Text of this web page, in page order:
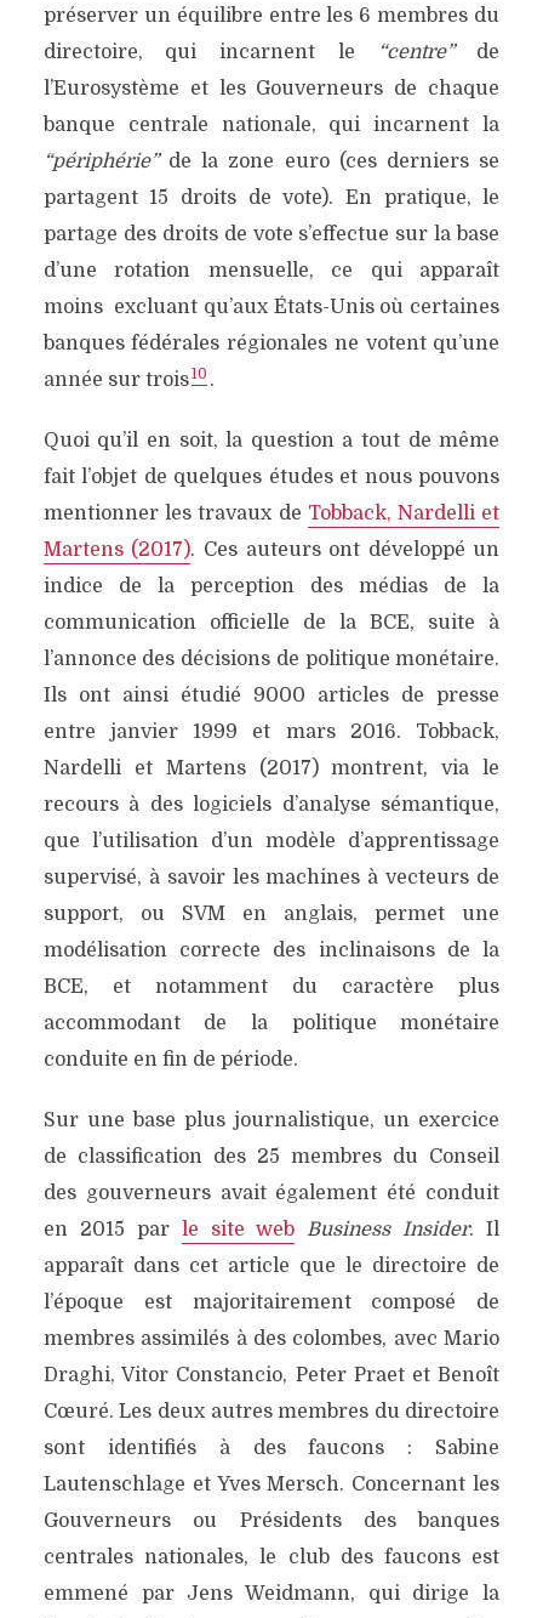
préserver un équilibre entre les 6 membres du
directoire, qui incarnent le
“centre”de
l’Eurosystème et les Gouverneurs de chaque
banque centrale nationale, qui incarnent la
“périphérie”de la zone euro (ces derniers se
partagent 15 droits de vote). En pratique, le
partage des droits de vote s’effectue sur la base
d’une rotation mensuelle, ce qui apparaît
moins excluant qu’aux États-Unis où certaines
banques fédérales régionales ne votent qu’une
année sur trois10 .
Quoi qu’il en soit, la question a tout de même
fait l’objet de quelques études et nous pouvons
mentionner les travaux de Tobback, Nardelli et
Martens (2017). Ces auteurs ont développé un
indice de la perception des médias de la
communication officielle de la BCE, suite à
l’annonce des décisions de politique monétaire.
Ils ont ainsi étudié 9000 articles de presse
entre janvier 1999 et mars 2016. Tobback,
Nardelli et Martens (2017) montrent, via le
recours à des logiciels d’analyse sémantique,
que l’utilisation d’un modèle d’apprentissage
supervisé, à savoir les machines à vecteurs de
support, ou SVM en anglais, permet une
modélisation correcte des inclinaisons de la
BCE, et notamment du caractère plus
accommodant de la politique monétaire
conduite en fin de période.
Sur une base plus journalistique, un exercice
de classification des 25 membres du Conseil
des gouverneurs avait également été conduit
en 2015 par le site web Business Insider. Il
apparaît dans cet article que le directoire de
l’époque est majoritairement composé de
membres assimilés à des colombes, avec Mario
Draghi, Vitor Constancio, Peter Praet et Benoît
Cœuré. Les deux autres membres du directoire
sont identifiés à des faucons : Sabine
Lautenschlage et Yves Mersch. Concernant les
Gouverneurs ou Présidents des banques
centrales nationales, le club des faucons est
emmené par Jens Weidmann, qui dirige la